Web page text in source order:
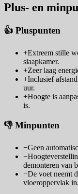
Plus- en
👍 Pluspunten
+Extreem stille
slaapkamer.
+Zeer laag
+Inclusief
uur.
+Hoogte is
is.
👎 Minpunten
−Geen
−
demonteren van
−De voet neemt
vloeroppervlak in.